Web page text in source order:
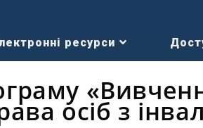
ресурси
осіб з